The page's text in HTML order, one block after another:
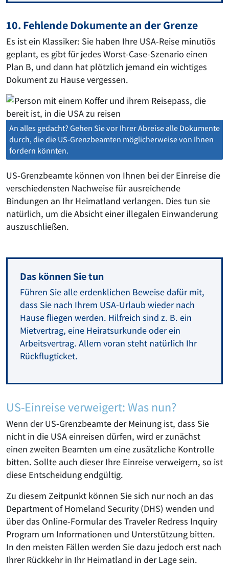
10. Fehlende Dokumente an der Grenze
Es ist ein Klassiker: Sie haben Ihre USA-Reise minutiös
geplant, es gibt für jedes Worst-Case-Szenario einen
Plan B, und dann hat plötzlich jemand ein wichtiges
Dokument zu Hause vergessen.
An alles gedacht? Gehen Sie vor Ihrer Abreise alle Dokumente
durch, die die US-Grenzbeamten möglicherweise von Ihnen
fordern könnten.
US-Grenzbeamte können von Ihnen bei der Einreise die
verschiedensten Nachweise für ausreichende
Bindungen an Ihr Heimatland verlangen. Dies tun sie
natürlich, um die Absicht einer illegalen Einwanderung
auszuschließen.
Das können Sie tun
Führen Sie alle erdenklichen Beweise dafür mit,
dass Sie nach Ihrem USA-Urlaub wieder nach
Hause fliegen werden. Hilfreich sind z. B. ein
Mietvertrag, eine Heiratsurkunde oder ein
Arbeitsvertrag. Allem voran steht natürlich Ihr
Rückflugticket.
US-Einreise verweigert: Was nun?
Wenn der US-Grenzbeamte der Meinung ist, dass Sie
nicht in die USA einreisen dürfen, wird er zunächst
einen zweiten Beamten um eine zusätzliche Kontrolle
bitten. Sollte auch dieser Ihre Einreise verweigern, so ist
diese Entscheidung endgültig.
Zu diesem Zeitpunkt können Sie sich nur noch an das
Department of Homeland Security (DHS) wenden und
über das Online-Formular des Traveler Redress Inquiry
Program um Informationen und Unterstützung bitten.
In den meisten Fällen werden Sie dazu jedoch erst nach
Ihrer Rückkehr in Ihr Heimatland in der Lage sein.